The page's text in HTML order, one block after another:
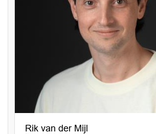
Rik van der Mijl